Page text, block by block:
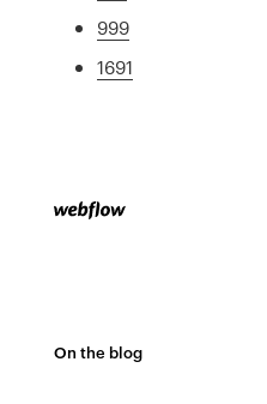
999
1691
On the blog